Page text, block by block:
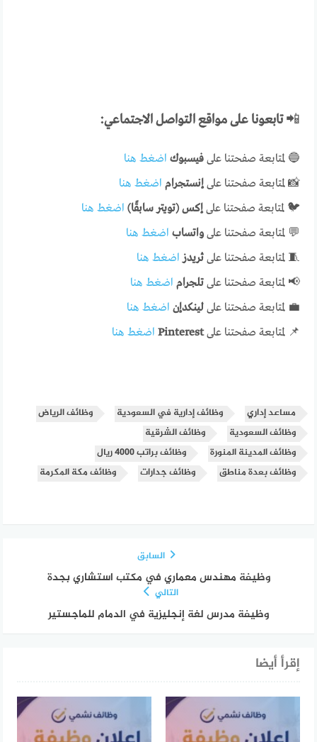
📲تابعونا على مواقع التواصل الاجتماعي:
🔵 لمتابعة صفحتنا علىفيسبوك اضغط هنا
📸 لمتابعة صفحتنا علىإنستجرام اضغط هنا
🐦 لمتابعة صفحتنا علىإكس (تويتر سابقًا) اضغط هنا
💬 لمتابعة صفحتنا علىواتساب اضغط هنا
🧵 لمتابعة صفحتنا علىثريدز اضغط هنا
📢 لمتابعة صفحتنا علىتلجرام اضغط هنا
💼 لمتابعة صفحتنا علىلينكدإن اضغط هنا
📌 لمتابعة صفحتنا علىPinterest اضغط هنا
مساعد إداري وظائف إدارية في السعودية
وظائف الرياض
وظائف السعودية
وظائف الشرقية
وظائف المدينة المنورة
وظائف براتب 4000 ريال
وظائف بعدة مناطق
وظائف جدارات وظائف مكة المكرمة
السابق
وظيفة مهندس معماري في مكتب استشاري بجدة
التالي
وظيفة مدرس لغة إنجليزية في الدمام للماجستير
إقرأ أيضا